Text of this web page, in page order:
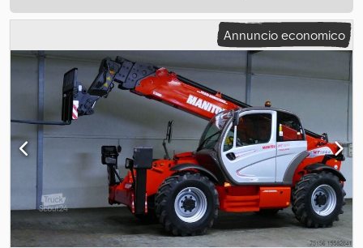
Annuncio economico